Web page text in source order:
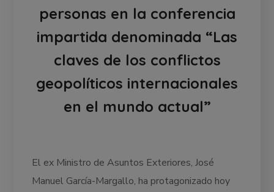
personas en la conferencia
impartida denominada “Las
claves de los conflictos
geopolíticos internacionales
en el mundo actual”
El ex Ministro de Asuntos Exteriores, José
Manuel García-Margallo, ha protagonizado hoy